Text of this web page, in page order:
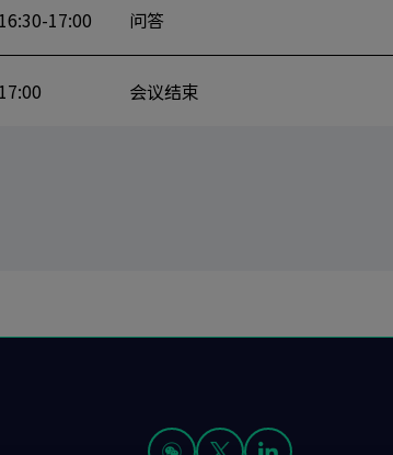
16:30-17:00 问答
17:00 会议结束